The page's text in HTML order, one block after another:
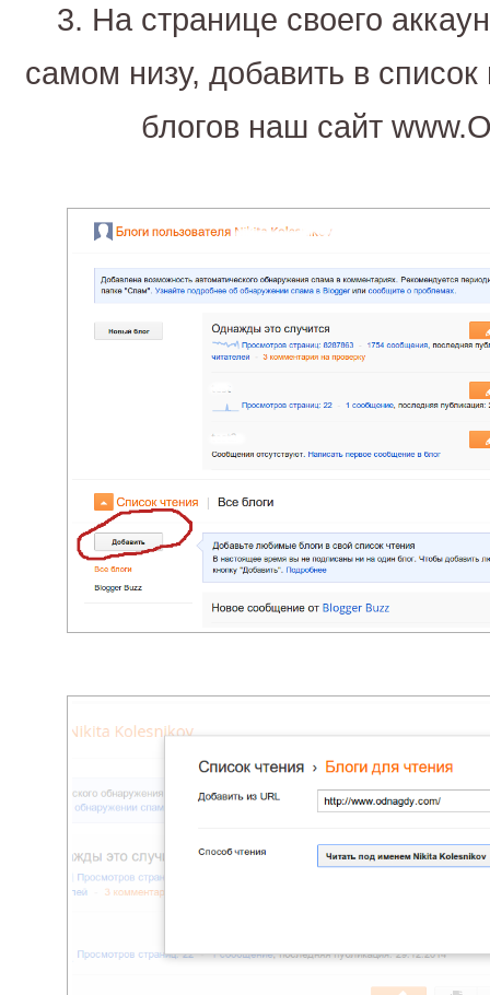
3. На странице своего
самом низу, добавить в
блогов наш сайт